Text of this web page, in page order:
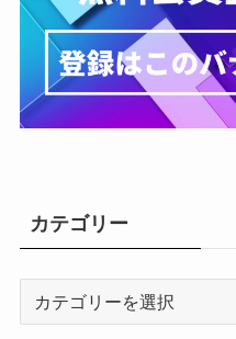
カテゴリー